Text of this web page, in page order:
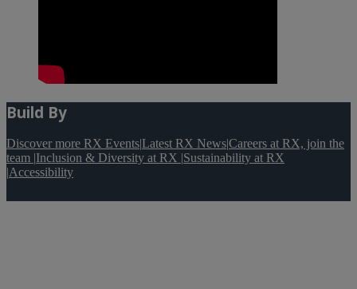
Build By
Discover more RX Events|Latest RX News|Careers at RX, join the
team |Inclusion & Diversity at RX |Sustainability at RX
|Accessibility